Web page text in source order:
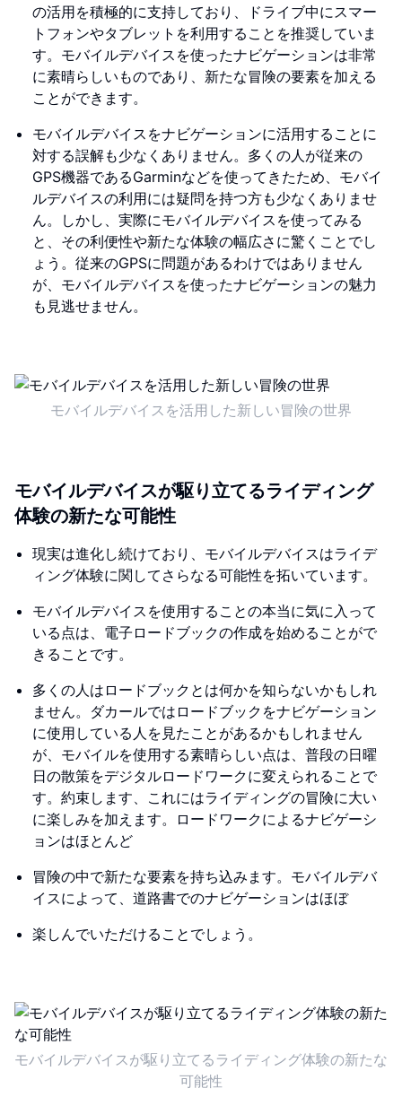
の活用を積極的に支持しており、ドライブ中にスマー
トフォンやタブレットを利用することを推奨していま
す。モバイルデバイスを使ったナビゲーションは非常
に素晴らしいものであり、新たな冒険の要素を加える
ことができます。
モバイルデバイスをナビゲーションに活用することに
対する誤解も少なくありません。多くの人が従来の
GPS機器であるGarminなどを使ってきたため、モバイ
ルデバイスの利用には疑問を持つ方も少なくありませ
ん。しかし、実際にモバイルデバイスを使ってみる
と、その利便性や新たな体験の幅広さに驚くことでし
ょう。従来のGPSに問題があるわけではありません
が、モバイルデバイスを使ったナビゲーションの魅力
も見逃せません。
モバイルデバイスを活用した新しい冒険の世界
モバイルデバイスが駆り立てるライディング
体験の新たな可能性
現実は進化し続けており、モバイルデバイスはライデ
ィング体験に関してさらなる可能性を拓いています。
モバイルデバイスを使用することの本当に気に入って
いる点は、電子ロードブックの作成を始めることがで
きることです。
多くの人はロードブックとは何かを知らないかもしれ
ません。ダカールではロードブックをナビゲーション
に使用している人を見たことがあるかもしれません
が、モバイルを使用する素晴らしい点は、普段の日曜
日の散策をデジタルロードワークに変えられることで
す。約束します、これにはライディングの冒険に大い
に楽しみを加えます。ロードワークによるナビゲーシ
ョンはほとんど
冒険の中で新たな要素を持ち込みます。モバイルデバ
イスによって、道路書でのナビゲーションはほぼ
楽しんでいただけることでしょう。
モバイルデバイスが駆り立てるライディング体験の新たな
可能性